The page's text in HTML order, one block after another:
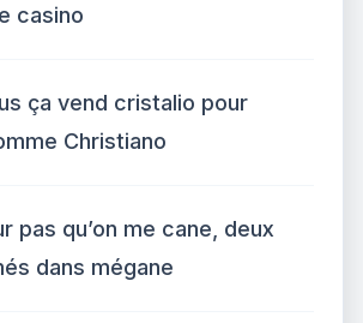
casino
ça vend cristalio pour
Christiano
pas qu’on me cane, deux
dans mégane